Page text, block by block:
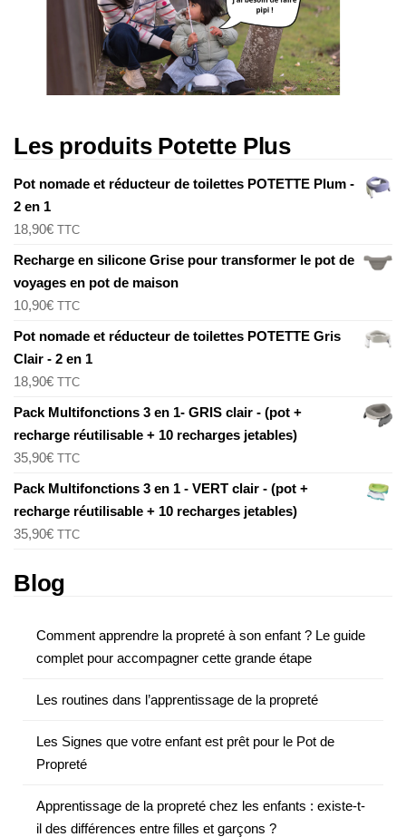
Les produits Potette Plus
Pot nomade et réducteur de toilettes POTETTE Plum -
2 en 1
18,90€ TTC
Recharge en silicone Grise pour transformer le pot de
voyages en pot de maison
10,90€ TTC
Pot nomade et réducteur de toilettes POTETTE Gris
Clair - 2 en 1
18,90€ TTC
Pack Multifonctions 3 en 1- GRIS clair - (pot +
recharge réutilisable + 10 recharges jetables)
35,90€ TTC
Pack Multifonctions 3 en 1 - VERT clair - (pot +
recharge réutilisable + 10 recharges jetables)
35,90€ TTC
Blog
Comment apprendre la propreté à son enfant ? Le guide
complet pour accompagner cette grande étape
Les routines dans l’apprentissage de la propreté
Les Signes que votre enfant est prêt pour le Pot de
Propreté
Apprentissage de la propreté chez les enfants : existe-t-
il des différences entre filles et garçons ?